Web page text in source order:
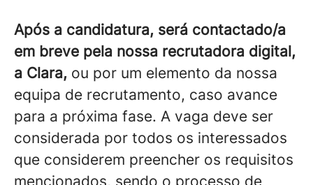
Após a candidatura, será contactado/a
em breve pela nossa recrutadora digital,
a Clara, ou por um elemento da nossa
equipa de recrutamento, caso avance
para a próxima fase. A vaga deve ser
considerada por todos os interessados
que considerem preencher os requisitos
mencionados, sendo o processo de